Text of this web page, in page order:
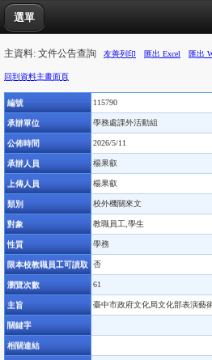
選單
主資料: 文件公告查詢 友善列印 匯出 Excel 匯出
回到資料主畫面頁
編號 115790
承辦單位 學務處課外活動組
公佈時間 2026/5/11
承辦人員 楊果叡
上傳人員 楊果叡
類別 校外機關來文
對象 教職員工,學生
性質 學務
限本校教職員工可讀取 否
瀏覽次數 61
主旨 臺中市政府文化局文化部表演藝
關鍵字
相關連結